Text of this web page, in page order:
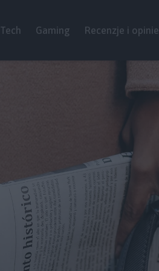
Tech Gaming Recenzje i opinie